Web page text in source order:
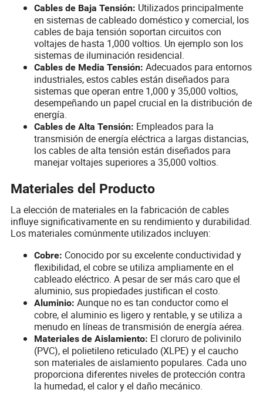
Cables de Baja Tensión: Utilizados principalmente
en sistemas de cableado doméstico y comercial, los
cables de baja tensión soportan circuitos con
voltajes de hasta 1,000 voltios. Un ejemplo son los
sistemas de iluminación residencial.
Cables de Media Tensión: Adecuados para entornos
industriales, estos cables están diseñados para
sistemas que operan entre 1,000 y 35,000 voltios,
desempeñando un papel crucial en la distribución de
energía.
Cables de Alta Tensión: Empleados para la
transmisión de energía eléctrica a largas distancias,
los cables de alta tensión están diseñados para
manejar voltajes superiores a 35,000 voltios.
Materiales del Producto
La elección de materiales en la fabricación de cables
influye significativamente en su rendimiento y durabilidad.
Los materiales comúnmente utilizados incluyen:
Cobre: Conocido por su excelente conductividad y
flexibilidad, el cobre se utiliza ampliamente en el
cableado eléctrico. A pesar de ser más caro que el
aluminio, sus propiedades justifican el costo.
Aluminio: Aunque no es tan conductor como el
cobre, el aluminio es ligero y rentable, y se utiliza a
menudo en líneas de transmisión de energía aérea.
Materiales de Aislamiento: El cloruro de polivinilo
(PVC), el polietileno reticulado (XLPE) y el caucho
son materiales de aislamiento populares. Cada uno
proporciona diferentes niveles de protección contra
la humedad, el calor y el daño mecánico.